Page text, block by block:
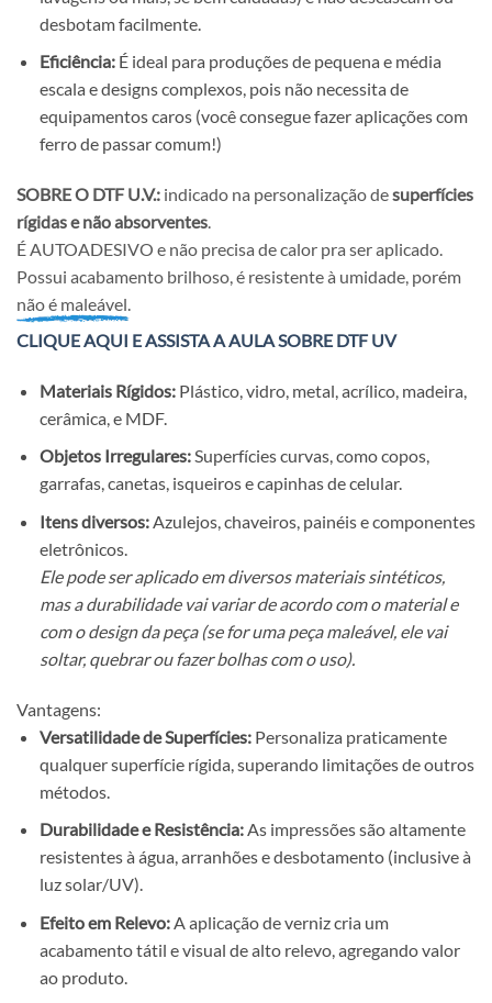
desbotam facilmente.
Eficiência:É ideal para produções de pequena e média
escala e designs complexos, pois não necessita de
equipamentos caros (você consegue fazer aplicações com
ferro de passar comum!)
SOBRE O DTF U.V.: indicado na personalização desuperfícies
rígidas e não absorventes.
É AUTOADESIVO e não precisa de calor pra ser aplicado.
Possui acabamento brilhoso, é resistente à umidade, porém
não é maleável.
CLIQUE AQUI E ASSISTA A AULA SOBRE DTF UV
Materiais Rígidos:Plástico, vidro, metal, acrílico, madeira,
cerâmica, e MDF.
Objetos Irregulares:Superfícies curvas, como copos,
garrafas, canetas, isqueiros e capinhas de celular.
Itens diversos:Azulejos, chaveiros, painéis e componentes
eletrônicos.
Ele pode ser aplicado em diversos materiais sintéticos,
mas a durabilidade vai variar de acordo com o material e
com o design da peça (se for uma peça maleável, ele vai
soltar, quebrar ou fazer bolhas com o uso).
Vantagens:
Versatilidade de Superfícies:Personaliza praticamente
qualquer superfície rígida, superando limitações de outros
métodos.
Durabilidade e Resistência:As impressões são altamente
resistentes à água, arranhões e desbotamento (inclusive à
luz solar/UV).
Efeito em Relevo:A aplicação de verniz cria um
acabamento tátil e visual de alto relevo, agregando valor
ao produto.